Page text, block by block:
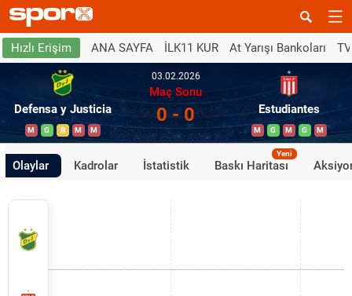
Hızlı Erişim ANA SAYFA İLK11 KUR At Yarışı Bankoları
Defensa y Justicia
M G B M M
03.02.2026
Maç Sonu
0 - 0 Estudiantes
M G M G M
Olaylar Kadrolar İstatistik Baskı Haritası
Yeni